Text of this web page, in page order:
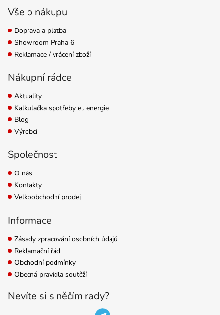
Vše o nákupu
Doprava a platba
Showroom Praha 6
Reklamace / vrácení zboží
Nákupní rádce
Aktuality
Kalkulačka spotřeby el. energie
Blog
Výrobci
Společnost
O nás
Kontakty
Velkoobchodní prodej
Informace
Zásady zpracování osobních údajů
Reklamační řád
Obchodní podmínky
Obecná pravidla soutěží
Nevíte si s něčím rady?